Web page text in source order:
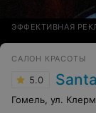
ЭФФЕКТИВНАЯ
САЛОН КРАСОТЫ
5.0
Гомель, ул.